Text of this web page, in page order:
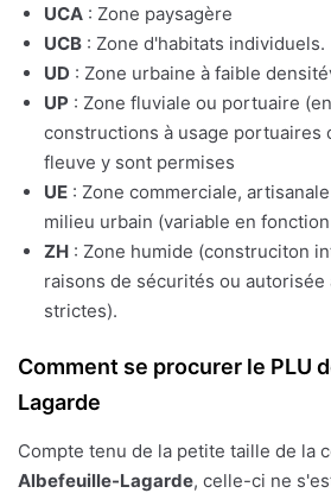
UCA : Zone paysagère
UCB : Zone d'habitats individuels.
UD : Zone urbaine à faible
UP : Zone fluviale ou portuaire
constructions à usage portuaires
fleuve y sont permises
UE : Zone commerciale,
milieu urbain (variable en
ZH : Zone humide (construciton
raisons de sécurités ou autorisée
strictes).
Comment se procurer le PLU
Lagarde
Compte tenu de la petite taille de la
Albefeuille-Lagarde, celle-ci ne